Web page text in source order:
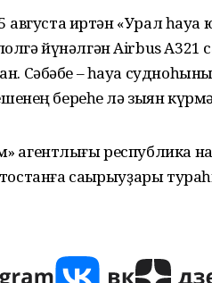
августа иртән «Урал
йүнәлгән Airbus А321
Сәбәбе – һауа
береһе лә зыян
агентлығы республика
саҡырыуҙары